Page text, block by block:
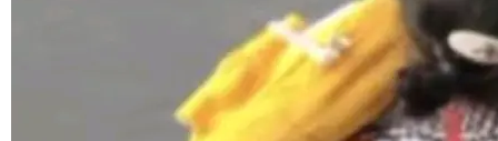
1，U1.5-Lite-Preview 在以下方向上带来了显著
提升： 原生支持4K图像生成； 更精细的局部纹
理、细节与真实世界质感； 更准确的中英文文字
生成与复杂版式组织； 更稳定的图...